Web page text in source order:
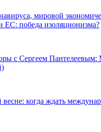
мировой
победа изоляционизма?
с Сергеем
когда ждать